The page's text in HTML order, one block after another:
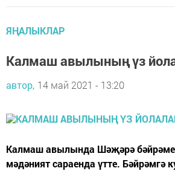
ЯҢАЛЫКЛАР
Калмаш авылының үз
автор, 14 май 2021 - 13:20
Калмаш авылында Шәҗәрә
мәдәният сараенда үтте. Бәйрәмгә